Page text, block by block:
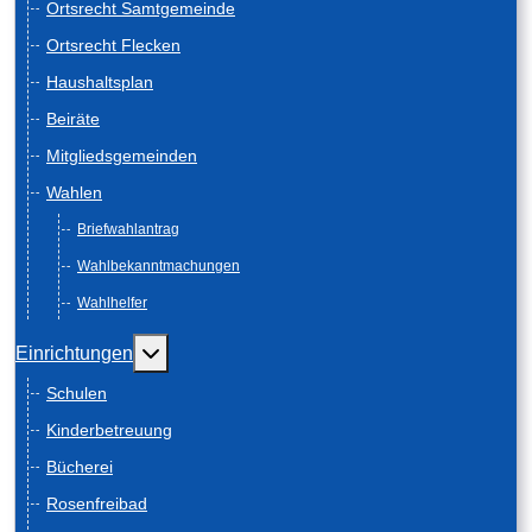
Ortsrecht Samtgemeinde
Ortsrecht Flecken
Haushaltsplan
Beiräte
Mitgliedsgemeinden
Wahlen
Briefwahlantrag
Wahlbekanntmachungen
Wahlhelfer
Einrichtungen Weitere Informationen: Einrichtungen
Schulen
Kinderbetreuung
Bücherei
Rosenfreibad